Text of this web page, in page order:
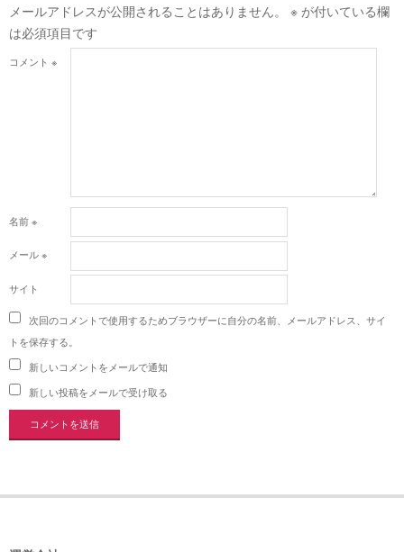
メールアドレスが公開されることはありません。
※ が付いている欄
は必須項目です
コメント ※
名前 ※
メール ※
サイト
次回のコメントで使用するためブラウザーに自分の名前、メールアドレス、サイ
トを保存する。
新しいコメントをメールで通知
新しい投稿をメールで受け取る